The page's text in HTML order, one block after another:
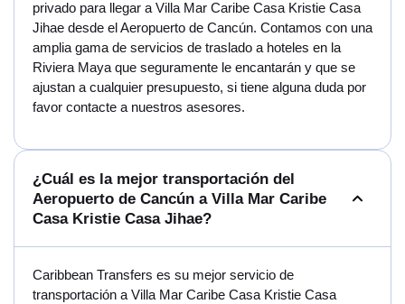
privado para llegar a Villa Mar Caribe Casa Kristie Casa
Jihae desde el Aeropuerto de Cancún. Contamos con una
amplia gama de servicios de traslado a hoteles en la
Riviera Maya que seguramente le encantarán y que se
ajustan a cualquier presupuesto, si tiene alguna duda por
favor contacte a nuestros asesores.
¿Cuál es la mejor transportación del
Aeropuerto de Cancún a Villa Mar Caribe
Casa Kristie Casa Jihae?
Caribbean Transfers es su mejor servicio de
transportación a Villa Mar Caribe Casa Kristie Casa